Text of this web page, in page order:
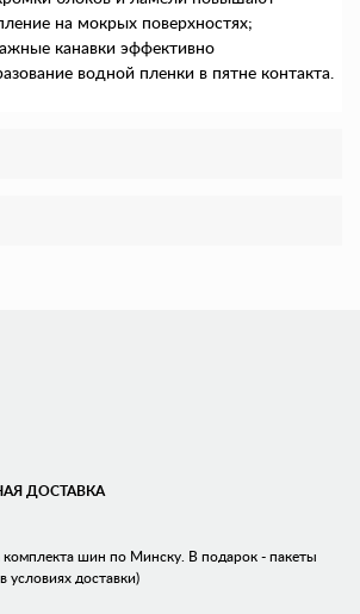
на мокрых поверхностях;
канавки эффективно
водной пленки в пятне контакта.
ДОСТАВКА
комплекта шин по Минску. В подарок - пакеты
условиях доставки)